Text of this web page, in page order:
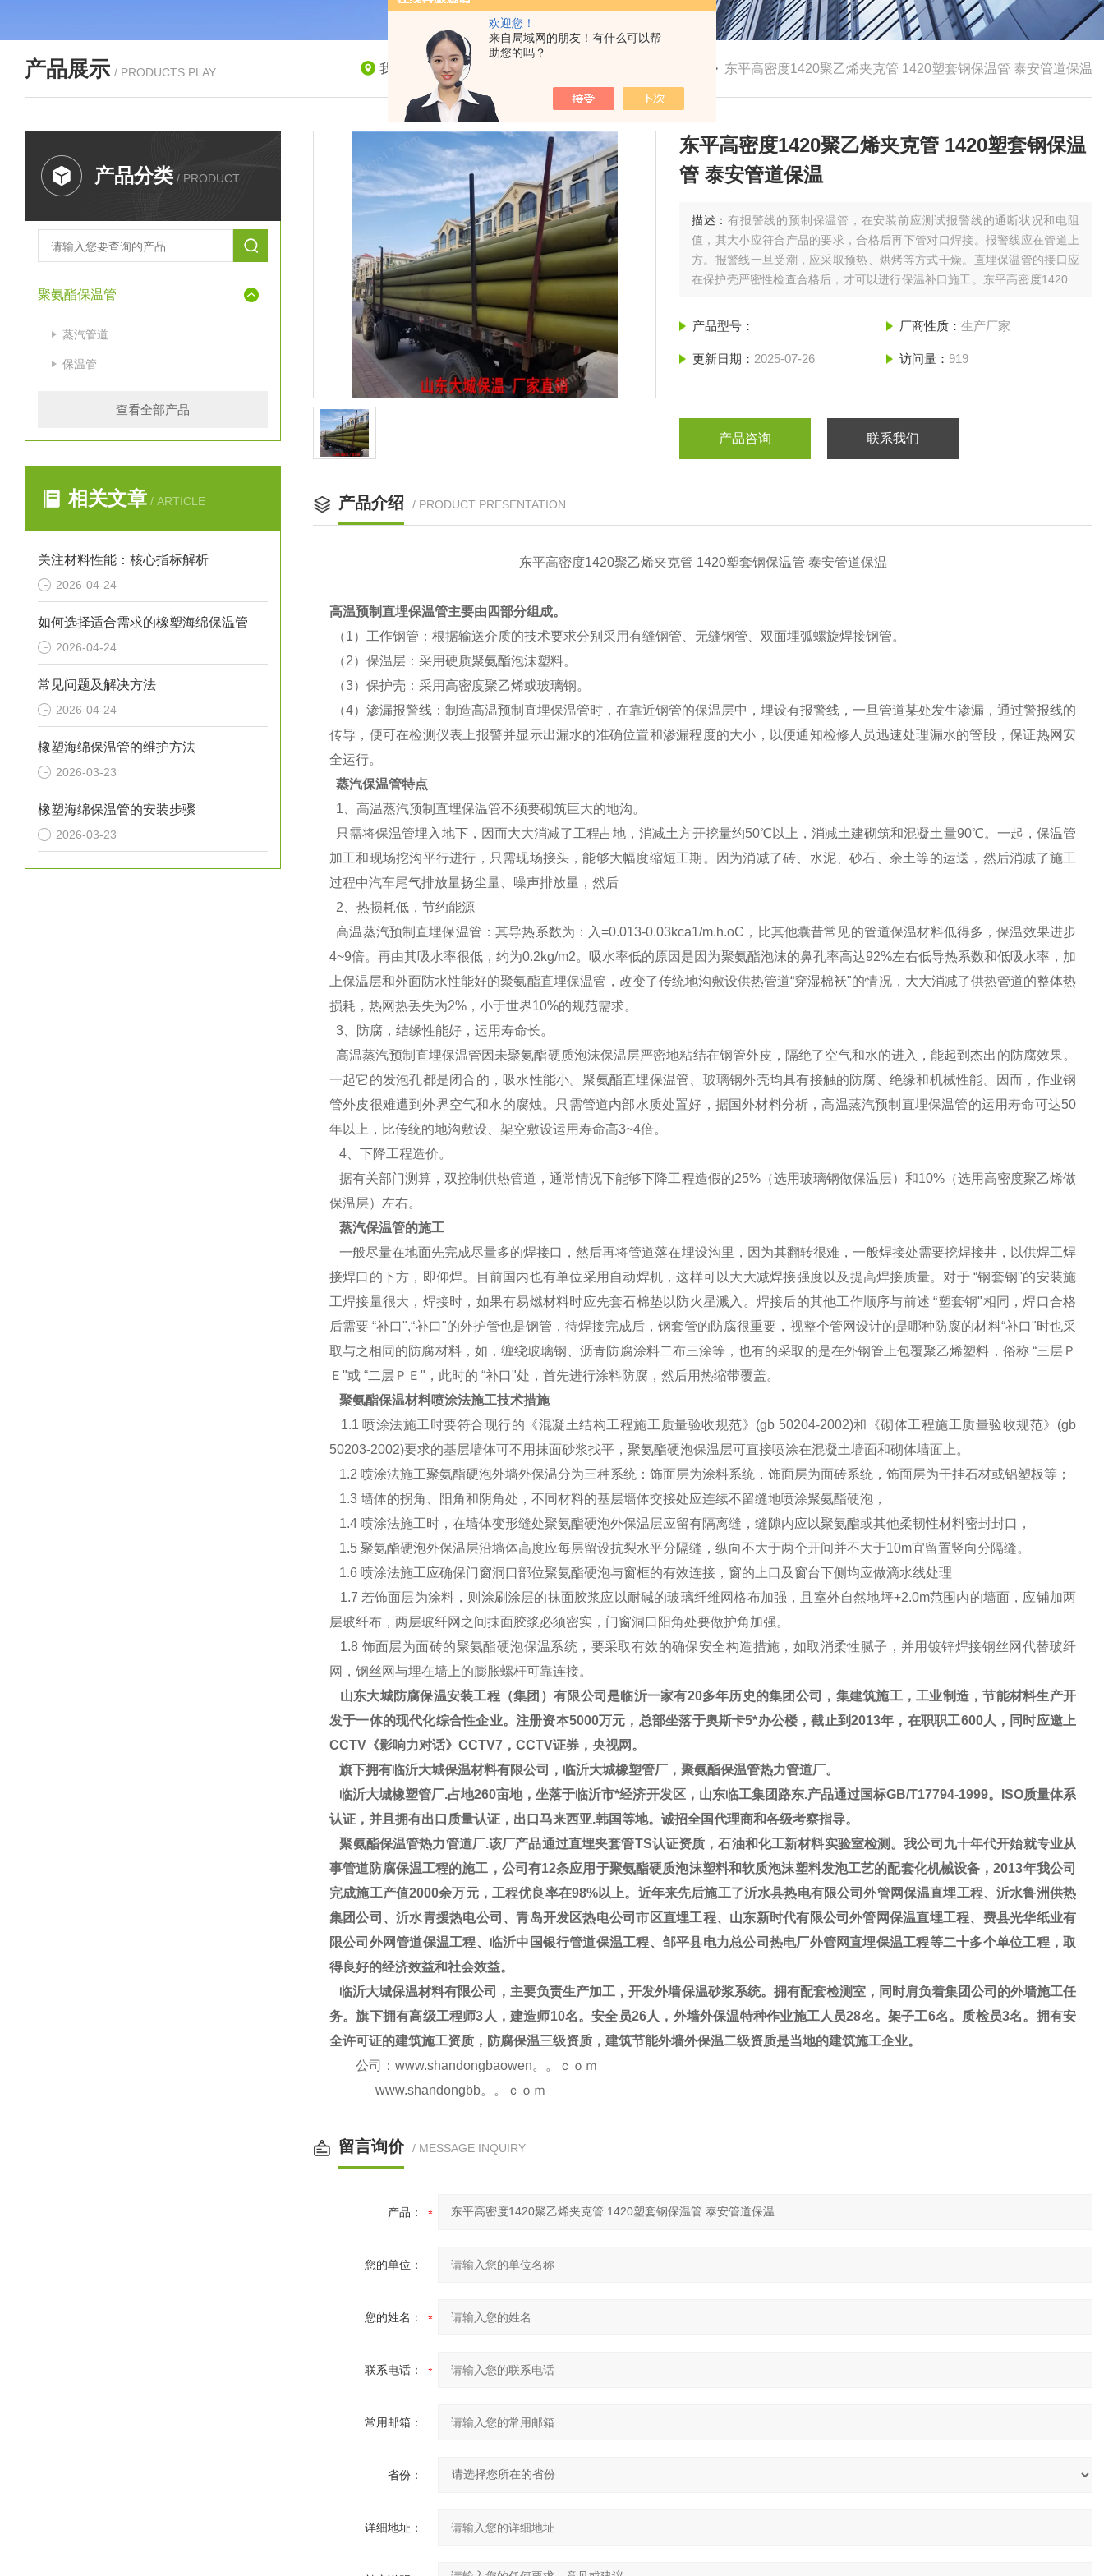
欢迎您！
来自局域网的朋友！有什么可以帮
助您的吗？
产品展示 / PRODUCTS PLAY 我的位置：首页 > 东平高密度1420聚乙烯夹克管 1420塑套钢保温管 泰安管道保温
产品分类 / PRODUCT
聚氨酯保温管
蒸汽管道
保温管
查看全部产品
相关文章 / ARTICLE
关注材料性能：核心指标解析
2026-04-24
如何选择适合需求的橡塑海绵保温管
2026-04-24
常见问题及解决方法
2026-04-24
橡塑海绵保温管的维护方法
2026-03-23
橡塑海绵保温管的安装步骤
2026-03-23
东平高密度1420聚乙烯夹克管 1420塑套钢保温
管 泰安管道保温
描述：有报警线的预制保温管，在安装前应测试报警线的通断状况和电阻
值，其大小应符合产品的要求，合格后再下管对口焊接。报警线应在管道上
方。报警线一旦受潮，应采取预热、烘烤等方式干燥。直埋保温管的接口应
在保护壳严密性检查合格后，才可以进行保温补口施工。东平高密度1420聚
产品型号： 厂商性质： 生产厂家
更新日期： 2025-07-26 访问量： 919
产品咨询 联系我们
产品介绍 / PRODUCT PRESENTATION
东平高密度1420聚乙烯夹克管 1420塑套钢保温管 泰安管道保温
高温预制直埋保温管主要由四部分组成。
（1）工作钢管：根据输送介质的技术要求分别采用有缝钢管、无缝钢管、双面埋弧螺旋焊接钢管。
（2）保温层：采用硬质聚氨酯泡沫塑料。
（3）保护壳：采用高密度聚乙烯或玻璃钢。
（4）渗漏报警线：制造高温预制直埋保温管时，在靠近钢管的保温层中，埋设有报警线，一旦管道某处发生渗漏，通过警报线的
传导，便可在检测仪表上报警并显示出漏水的准确位置和渗漏程度的大小，以便通知检修人员迅速处理漏水的管段，保证热网安
全运行。
蒸汽保温管特点
1、高温蒸汽预制直埋保温管不须要砌筑巨大的地沟。
只需将保温管埋入地下，因而大大消减了工程占地，消减土方开挖量约50℃以上，消减土建砌筑和混凝土量90℃。一起，保温管
加工和现场挖沟平行进行，只需现场接头，能够大幅度缩短工期。因为消减了砖、水泥、砂石、余土等的运送，然后消减了施工
过程中汽车尾气排放量扬尘量、噪声排放量，然后
2、热损耗低，节约能源
高温蒸汽预制直埋保温管：其导热系数为：入=0.013-0.03kca1/m.h.oC，比其他囊昔常见的管道保温材料低得多，保温效果进步
4~9倍。再由其吸水率很低，约为0.2kg/m2。吸水率低的原因是因为聚氨酯泡沫的鼻孔率高达92%左右低导热系数和低吸水率，加
上保温层和外面防水性能好的聚氨酯直埋保温管，改变了传统地沟敷设供热管道“穿湿棉袄"的情况，大大消减了供热管道的整体热
损耗，热网热丢失为2%，小于世界10%的规范需求。
3、防腐，结缘性能好，运用寿命长。
高温蒸汽预制直埋保温管因未聚氨酯硬质泡沫保温层严密地粘结在钢管外皮，隔绝了空气和水的进入，能起到杰出的防腐效果。
一起它的发泡孔都是闭合的，吸水性能小。聚氨酯直埋保温管、玻璃钢外壳均具有接触的防腐、绝缘和机械性能。因而，作业钢
管外皮很难遭到外界空气和水的腐烛。只需管道内部水质处置好，据国外材料分析，高温蒸汽预制直埋保温管的运用寿命可达50
年以上，比传统的地沟敷设、架空敷设运用寿命高3~4倍。
4、下降工程造价。
据有关部门测算，双控制供热管道，通常情况下能够下降工程造假的25%（选用玻璃钢做保温层）和10%（选用高密度聚乙烯做
保温层）左右。
蒸汽保温管的施工
一般尽量在地面先完成尽量多的焊接口，然后再将管道落在埋设沟里，因为其翻转很难，一般焊接处需要挖焊接井，以供焊工焊
接焊口的下方，即仰焊。目前国内也有单位采用自动焊机，这样可以大大减焊接强度以及提高焊接质量。对于 “钢套钢"的安装施
工焊接量很大，焊接时，如果有易燃材料时应先套石棉垫以防火星溅入。焊接后的其他工作顺序与前述 “塑套钢"相同，焊口合格
后需要 “补口",“补口"的外护管也是钢管，待焊接完成后， 钢套管的防腐很重要，视整个管网设计的是哪种防腐的材料“补口"时也采
取与之相同的防腐材料，如，缠绕玻璃钢、沥青防腐涂料二布三涂等，也有的采取的是在外钢管上包覆聚乙烯塑料，俗称 “三层Ｐ
Ｅ"或 “二层ＰＥ"，此时的 “补口"处，首先进行涂料防腐，然后用热缩带覆盖。
聚氨酯保温材料喷涂法施工技术措施
1.1 喷涂法施工时要符合现行的《混凝土结构工程施工质量验收规范》(gb 50204-2002)和《砌体工程施工质量验收规范》(gb
50203-2002)要求的基层墙体可不用抹面砂浆找平，聚氨酯硬泡保温层可直接喷涂在混凝土墙面和砌体墙面上。
1.2 喷涂法施工聚氨酯硬泡外墙外保温分为三种系统：饰面层为涂料系统，饰面层为面砖系统，饰面层为干挂石材或铝塑板等；
1.3 墙体的拐角、阳角和阴角处，不同材料的基层墙体交接处应连续不留缝地喷涂聚氨酯硬泡，
1.4 喷涂法施工时，在墙体变形缝处聚氨酯硬泡外保温层应留有隔离缝，缝隙内应以聚氨酯或其他柔韧性材料密封封口，
1.5 聚氨酯硬泡外保温层沿墙体高度应每层留设抗裂水平分隔缝，纵向不大于两个开间并不大于10m宜留置竖向分隔缝。
1.6 喷涂法施工应确保门窗洞口部位聚氨酯硬泡与窗框的有效连接，窗的上口及窗台下侧均应做滴水线处理
1.7 若饰面层为涂料，则涂刷涂层的抹面胶浆应以耐碱的玻璃纤维网格布加强，且室外自然地坪+2.0m范围内的墙面，应铺加两
层玻纤布，两层玻纤网之间抹面胶浆必须密实，门窗洞口阳角处要做护角加强。
1.8 饰面层为面砖的聚氨酯硬泡保温系统，要采取有效的确保安全构造措施，如取消柔性腻子，并用镀锌焊接钢丝网代替玻纤
网，钢丝网与埋在墙上的膨胀螺杆可靠连接。
山东大城防腐保温安装工程（集团）有限公司是临沂一家有20多年历史的集团公司，集建筑施工，工业制造，节能材料生产开
发于一体的现代化综合性企业。注册资本5000万元，总部坐落于奥斯卡5*办公楼，截止到2013年，在职职工600人，同时应邀上
CCTV《影响力对话》CCTV7，CCTV证券，央视网。
旗下拥有临沂大城保温材料有限公司，临沂大城橡塑管厂，聚氨酯保温管热力管道厂。
临沂大城橡塑管厂.占地260亩地，坐落于临沂市*经济开发区，山东临工集团路东.产品通过国标GB/T17794-1999。ISO质量体系
认证，并且拥有出口质量认证，出口马来西亚.韩国等地。诚招全国代理商和各级考察指导。
聚氨酯保温管热力管道厂.该厂产品通过直埋夹套管TS认证资质，石油和化工新材料实验室检测。我公司九十年代开始就专业从
事管道防腐保温工程的施工，公司有12条应用于聚氨酯硬质泡沫塑料和软质泡沫塑料发泡工艺的配套化机械设备，2013年我公司
完成施工产值2000余万元，工程优良率在98%以上。近年来先后施工了沂水县热电有限公司外管网保温直埋工程、沂水鲁洲供热
集团公司、沂水青援热电公司、青岛开发区热电公司市区直埋工程、山东新时代有限公司外管网保温直埋工程、费县光华纸业有
限公司外网管道保温工程、临沂中国银行管道保温工程、邹平县电力总公司热电厂外管网直埋保温工程等二十多个单位工程，取
得良好的经济效益和社会效益。
临沂大城保温材料有限公司，主要负责生产加工，开发外墙保温砂浆系统。拥有配套检测室，同时肩负着集团公司的外墙施工任
务。旗下拥有高级工程师3人，建造师10名。安全员26人，外墙外保温特种作业施工人员28名。架子工6名。质检员3名。拥有安
全许可证的建筑施工资质，防腐保温三级资质，建筑节能外墙外保温二级资质是当地的建筑施工企业。
公司：www.shandongbaowen。。ｃｏｍ
www.shandongbb。。ｃｏｍ
留言询价 / MESSAGE INQUIRY
产品：
您的单位：
您的姓名：
联系电话：
常用邮箱：
省份：
详细地址：